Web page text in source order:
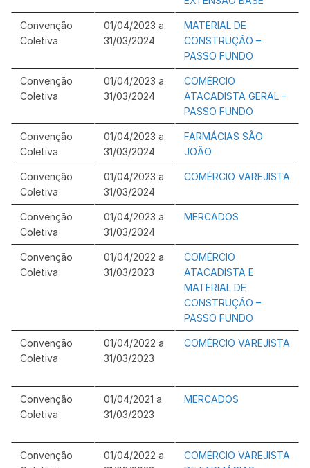
Convenção
Coletiva
01/04/2023 a
31/03/2024
MATERIAL DE
CONSTRUÇÃO –
PASSO FUNDO
Convenção
Coletiva
01/04/2023 a
31/03/2024
COMÉRCIO
ATACADISTA GERAL –
PASSO FUNDO
Convenção
Coletiva
01/04/2023 a
31/03/2024
FARMÁCIAS SÃO
JOÃO
Convenção
Coletiva
01/04/2023 a
31/03/2024
COMÉRCIO VAREJISTA
Convenção
Coletiva
01/04/2023 a
31/03/2024
MERCADOS
Convenção
Coletiva
01/04/2022 a
31/03/2023
COMÉRCIO
ATACADISTA E
MATERIAL DE
CONSTRUÇÃO –
PASSO FUNDO
Convenção
Coletiva
01/04/2022 a
31/03/2023
COMÉRCIO VAREJISTA
Convenção
Coletiva
01/04/2021 a
31/03/2023
MERCADOS
Convenção
01/04/2022 a
COMÉRCIO VAREJISTA